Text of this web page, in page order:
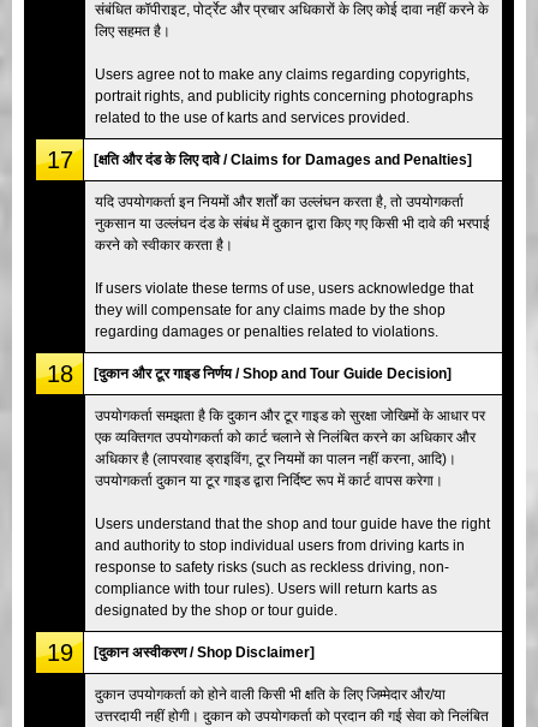
संबंधित कॉपीराइट, पोर्ट्रेट और प्रचार अधिकारों के लिए कोई दावा नहीं करने के
लिए सहमत है।
Users agree not to make any claims regarding copyrights,
portrait rights, and publicity rights concerning photographs
related to the use of karts and services provided.
17 [क्षति और दंड के लिए दावे / Claims for Damages and Penalties]
यदि उपयोगकर्ता इन नियमों और शर्तों का उल्लंघन करता है, तो उपयोगकर्ता
नुकसान या उल्लंघन दंड के संबंध में दुकान द्वारा किए गए किसी भी दावे की भरपाई
करने को स्वीकार करता है।
If users violate these terms of use, users acknowledge that
they will compensate for any claims made by the shop
regarding damages or penalties related to violations.
18 [दुकान और टूर गाइड निर्णय / Shop and Tour Guide Decision]
उपयोगकर्ता समझता है कि दुकान और टूर गाइड को सुरक्षा जोखिमों के आधार पर
एक व्यक्तिगत उपयोगकर्ता को कार्ट चलाने से निलंबित करने का अधिकार और
अधिकार है (लापरवाह ड्राइविंग, टूर नियमों का पालन नहीं करना, आदि)।
उपयोगकर्ता दुकान या टूर गाइड द्वारा निर्दिष्ट रूप में कार्ट वापस करेगा।
Users understand that the shop and tour guide have the right
and authority to stop individual users from driving karts in
response to safety risks (such as reckless driving, non-
compliance with tour rules). Users will return karts as
designated by the shop or tour guide.
19 [दुकान अस्वीकरण / Shop Disclaimer]
दुकान उपयोगकर्ता को होने वाली किसी भी क्षति के लिए जिम्मेदार और/या
उत्तरदायी नहीं होगी। दुकान को उपयोगकर्ता को प्रदान की गई सेवा को निलंबित